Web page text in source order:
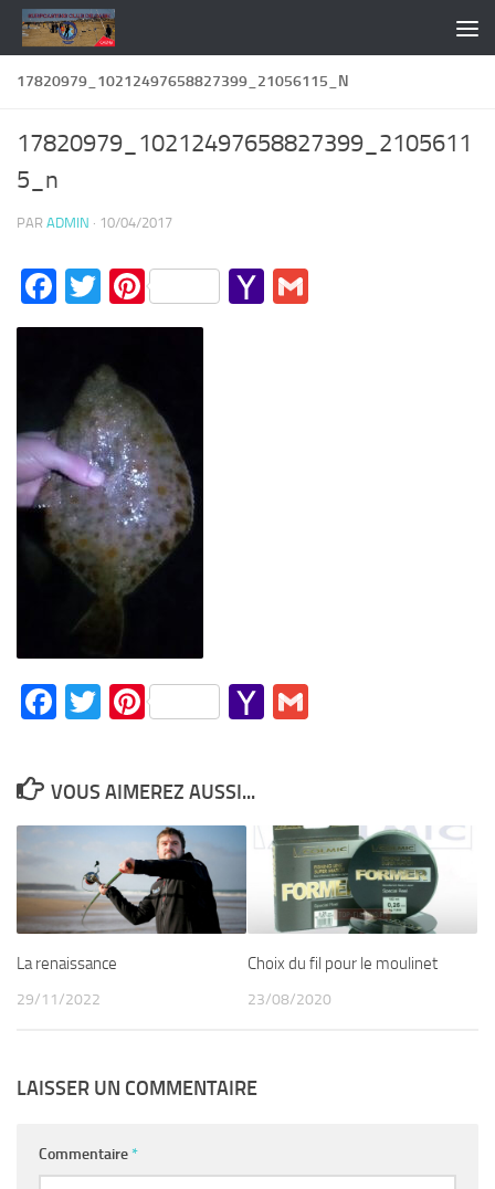
Skip to content
17820979_10212497658827399_21056115_N
17820979_10212497658827399_2105611
5_n
PAR ADMIN · 10/04/2017
Facebook
TwitterPinterestYahoo
Facebook
TwitterPinterestYahoo
VOUS AIMEREZ AUSSI...
La renaissance
29/11/2022
Choix du fil pour le moulinet
23/08/2020
LAISSER UN COMMENTAIRE
Commentaire *